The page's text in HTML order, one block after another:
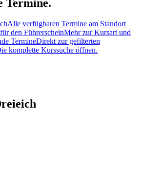
Termine.
Alle verfügbaren Termine am Standort
den FührerscheinMehr zur Kursart und
TermineDirekt zur gefilterten
komplette Kurssuche öffnen.